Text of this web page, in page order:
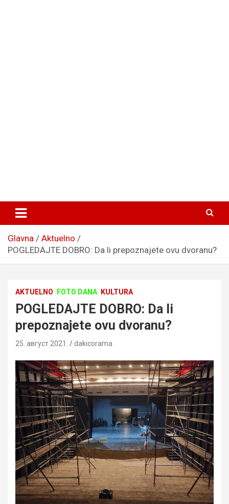
Glavna
Aktuelno
POGLEDAJTE DOBRO: Da li prepoznajete ovu dvoranu?
AKTUELNO FOTO DANA KULTURA
POGLEDAJTE DOBRO: Da li
prepoznajete ovu dvoranu?
25. август 2021. dakicorama